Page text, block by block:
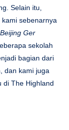
Selain itu,
sebenarnya
Beijing Ger
sekolah
bagian dari
dan kami juga
di The Highland